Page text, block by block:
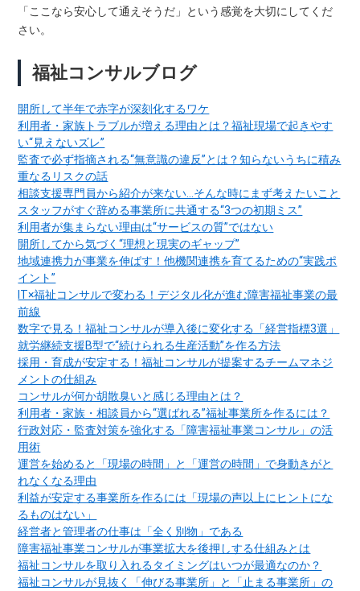
「ここなら安心して通えそうだ」という感覚を大切にしてくだ
さい。
福祉コンサルブログ
開所して半年で赤字が深刻化するワケ
利用者・家族トラブルが増える理由とは？福祉現場で起きやす
い“見えないズレ”
監査で必ず指摘される“無意識の違反”とは？知らないうちに積み
重なるリスクの話
相談支援専門員から紹介が来ない…そんな時にまず考えたいこと
スタッフがすぐ辞める事業所に共通する“3つの初期ミス”
利用者が集まらない理由は“サービスの質”ではない
開所してから気づく“理想と現実のギャップ”
地域連携力が事業を伸ばす！他機関連携を育てるための“実践ポ
イント”
IT×福祉コンサルで変わる！デジタル化が進む障害福祉事業の最
前線
数字で見る！福祉コンサルが導入後に変化する「経営指標3選」
就労継続支援B型で“続けられる生産活動”を作る方法
採用・育成が安定する！福祉コンサルが提案するチームマネジ
メントの仕組み
コンサルが何か胡散臭いと感じる理由とは？
利用者・家族・相談員から“選ばれる”福祉事業所を作るには？
行政対応・監査対策を強化する「障害福祉事業コンサル」の活
用術
運営を始めると「現場の時間」と「運営の時間」で身動きがと
れなくなる理由
利益が安定する事業所を作るには「現場の声以上にヒントにな
るものはない」
経営者と管理者の仕事は「全く別物」である
障害福祉事業コンサルが事業拡大を後押しする仕組みとは
福祉コンサルを取り入れるタイミングはいつが最適なのか？
福祉コンサルが見抜く「伸びる事業所」と「止まる事業所」の